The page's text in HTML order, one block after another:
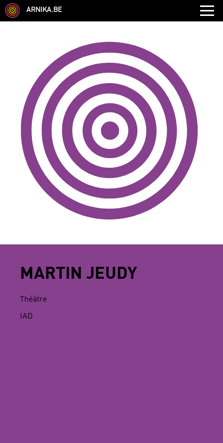
ARNIKA.BE
AUTRE COMPÉTENCE TYPE
LANGUES PARLÉES ÉCOLE
CHEVEUX TAILLE
CORPULENCE ANNÉE DE NAISSANCE
ANNULER LES FILTRES
MARTIN JEUDY
Théâtre
IAD